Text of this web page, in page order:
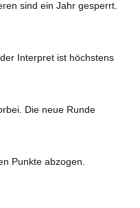
sind ein Jahr gesperrt.
Interpret ist höchstens
Die neue Runde
Punkte abzogen.